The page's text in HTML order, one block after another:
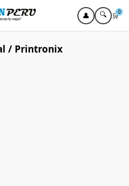
👤 🔍 🛒0
/ Printronix